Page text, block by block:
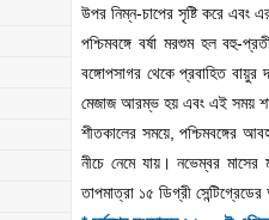
উপর নিম্ন-চাপের সৃষ্টি করে এবং
পশ্চিমবঙ্গে বর্ষা মরশুম হল বহু-
বঙ্গোপসাগর থেকে প্রবাহিত বায়ুর
মেজাজ আরম্ভ হয় এবং এই সময়
শীতকালের সময়ে, পশ্চিমবঙ্গের
নীচে নেমে যায়। নভেম্বর
তাপমাত্রা ১৫ ডিগ্রী